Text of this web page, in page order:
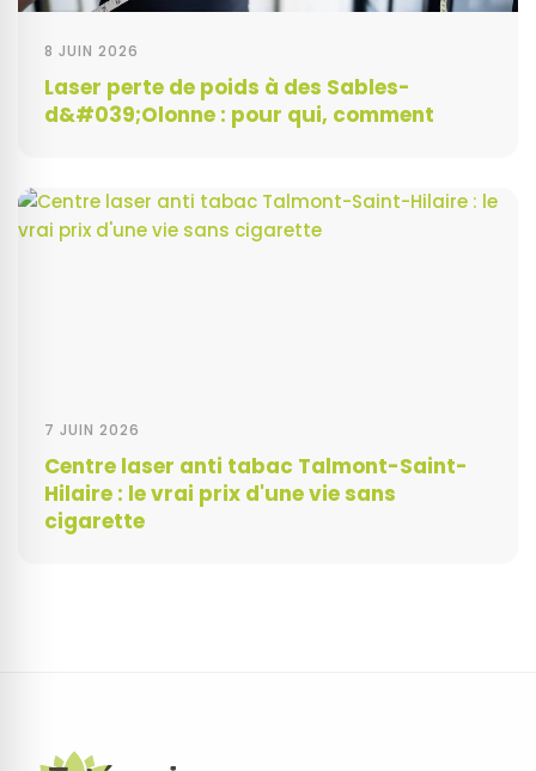
8 JUIN 2026
Laser perte de poids à des Sables-
d&#039;Olonne : pour qui, comment
7 JUIN 2026
Centre laser anti tabac Talmont-Saint-
Hilaire : le vrai prix d'une vie sans
cigarette